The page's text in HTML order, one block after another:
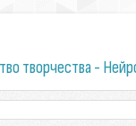
творчества -